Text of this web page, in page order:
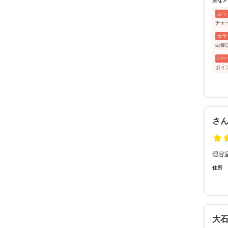
カッ
チャ
カラ
白髪
パー
ポイ
さ
理容
住所
大